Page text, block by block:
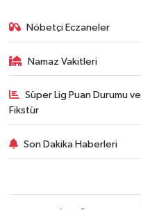
Nöbetçi Eczaneler
Namaz Vakitleri
Süper Lig Puan Durumu ve
Fikstür
Son Dakika Haberleri